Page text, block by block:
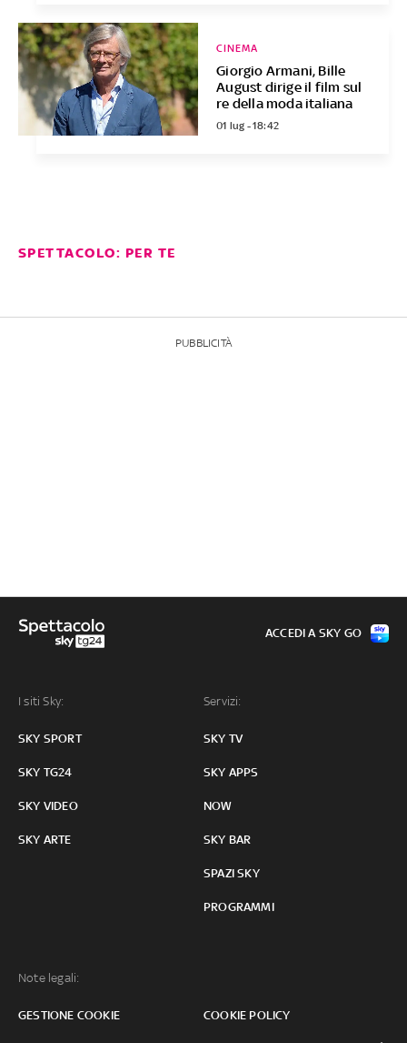
Giorgio Armani, Bille
August dirige il film sul
re della moda italiana
CINEMA
01 lug - 18:42
SPETTACOLO: PER TE
PUBBLICITÀ
I siti Sky:
SKY SPORT
SKY TG24
SKY VIDEO
SKY ARTE
Servizi:
SKY TV
SKY APPS
NOW
SKY BAR
SPAZI SKY
PROGRAMMI
Note legali:
GESTIONE COOKIE COOKIE POLICY
ACCEDI A SKY GO